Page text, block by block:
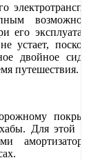
электротранспорта
возможностям
его эксплуатации.
устает, поскольку
двойное сиденье
путешествия.
покрытию
Для этой цели
амортизаторами,